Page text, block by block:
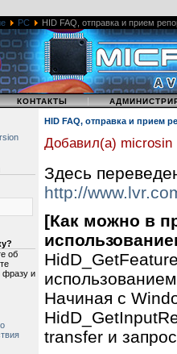
PC HID FAQ, отправка и прием
КОНТАКТЫ |
об
фразу и
HID FAQ, отправка и прием
Добавил(а) microsin
Здесь
http://
[Как можно в
Начиная с
transfer и